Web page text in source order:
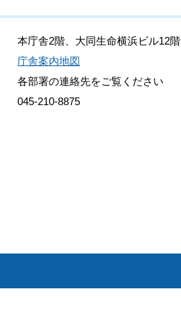
本庁舎2階、大同生命横浜ビル12階
庁舎案内地図
各部署の連絡先をご覧ください
045-210-8875